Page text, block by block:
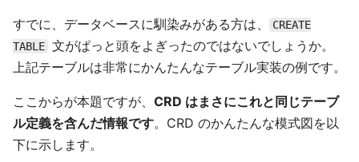
すでに、データベースに馴染みがある方は、
CREATE
TABLE 文がぱっと頭をよぎったのではないでしょうか。
上記テーブルは非常にかんたんなテーブル実装の例です。
ここからが本題ですが、 CRD はまさにこれと同じテーブ
ル定義を含んだ情報です。CRD のかんたんな模式図を以
下に示します。